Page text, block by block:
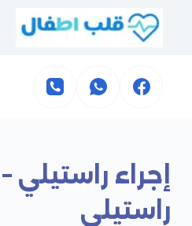
إجراء راستيلي
راستيلي